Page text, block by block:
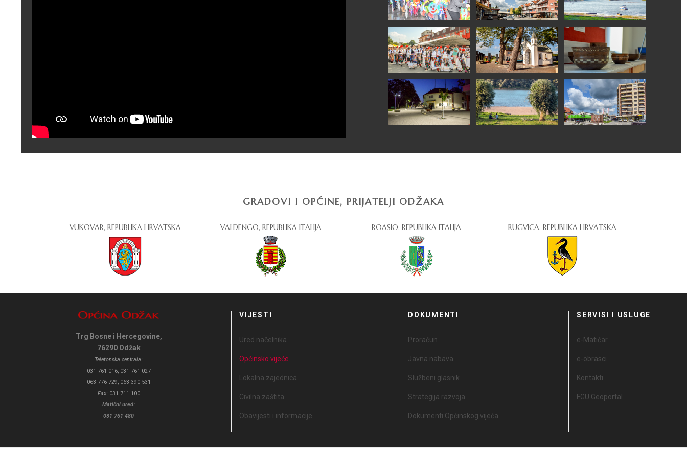
GRADOVI I OPĆINE, PRIJATELJI ODŽAKA
VUKOVAR, REPUBLIKA HRVATSKA VALDENGO, REPUBLIKA ITALIJA ROASIO, REPUBLIKA ITALIJA RUGVICA, REPUBLIKA HRVATSKA
Trg Bosne i Hercegovine,
76290 Odžak
Telefonska centrala:
031 761 016, 031 761 027
063 776 729, 063 390 531
Fax: 031 711 100
Matični ured:
031 761 480
VIJESTI
Ured načelnika
Općinsko vijeće
Lokalna zajednica
Civilna zaštita
Obavijesti i informacije
DOKUMENTI
Proračun
Javna nabava
Službeni glasnik
Strategija razvoja
Dokumenti Općinskog vijeća
SERVISI I USLUGE
e-Matičar
e-obrasci
Kontakti
FGU Geoportal